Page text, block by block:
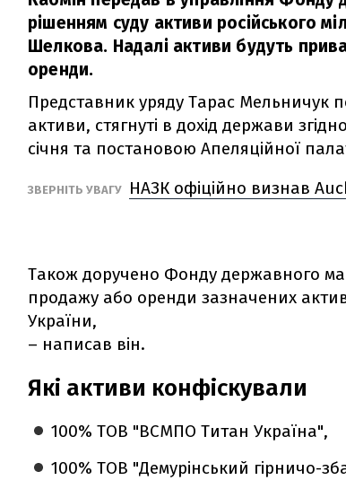
рішенням суду активи російського
Шелкова. Надалі активи будуть
оренди.
Представник уряду Тарас Мельничук
активи, стягнуті в дохід держави
січня та постановою Апеляційної
ЗВЕРНІТЬ УВАГУ НАЗК офіційно визнав
Також доручено Фонду державного
продажу або оренди зазначених
України,
– написав він.
Які активи конфіскували
100% ТОВ "ВСМПО Титан Україна"‎,
100% ТОВ "Демурінський гірничо-